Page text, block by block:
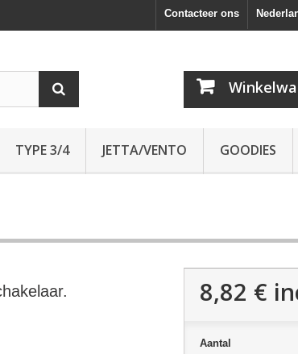
Contacteer ons
TYPE 3/4 JETTA/VENTO GOODIES
8,82 €
Aantal